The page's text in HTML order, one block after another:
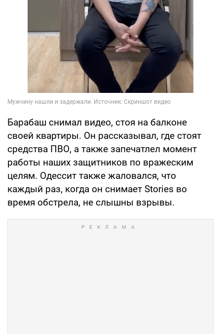
Барабаш снимал видео, стоя на балконе
своей квартиры. Он рассказывал, где стоят
средства ПВО, а также запечатлел момент
работы наших защитников по вражеским
целям. Одессит также жаловался, что
каждый раз, когда он снимает Stories во
время обстрела, не слышны взрывы.